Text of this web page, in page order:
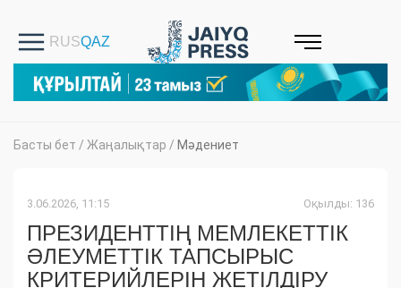
Басты бет / Жаңалықтар / Мәдениет
3.06.2026, 11:15 Оқылды: 136
ПРЕЗИДЕНТТІҢ МЕМЛЕКЕТТІК
ӘЛЕУМЕТТІК ТАПСЫРЫС
КРИТЕРИЙЛЕРІН ЖЕТІЛДІРУ